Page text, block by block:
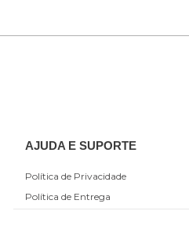
AJUDA E SUPORTE
Política de Privacidade
Política de Entrega